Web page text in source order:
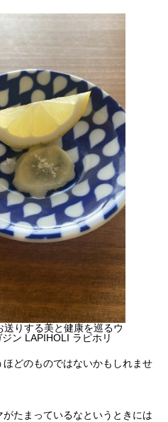
りする美と健康を巡るウ
ン LAPIHOLI ラピホリ
どのものではないかもしれませ
たまっているなというときには